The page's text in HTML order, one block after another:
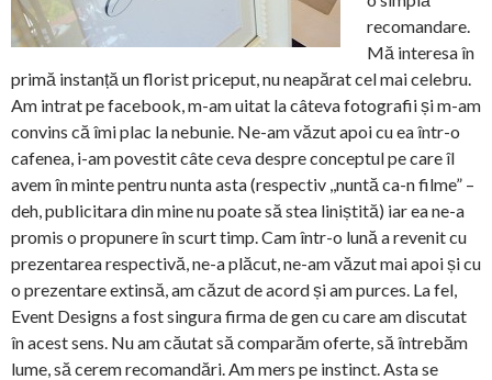
recomandare.
Mă interesa în
primă instanță un florist priceput, nu neapărat cel mai celebru.
Am intrat pe facebook, m-am uitat la câteva fotografii și m-am
convins că îmi plac la nebunie. Ne-am văzut apoi cu ea într-o
cafenea, i-am povestit câte ceva despre conceptul pe care îl
avem în minte pentru nunta asta (respectiv ,,nuntă ca-n filme” –
deh, publicitara din mine nu poate să stea liniștită) iar ea ne-a
promis o propunere în scurt timp. Cam într-o lună a revenit cu
prezentarea respectivă, ne-a plăcut, ne-am văzut mai apoi și cu
o prezentare extinsă, am căzut de acord și am purces. La fel,
Event Designs a fost singura firma de gen cu care am discutat
în acest sens. Nu am căutat să comparăm oferte, să întrebăm
lume, să cerem recomandări. Am mers pe instinct. Asta se